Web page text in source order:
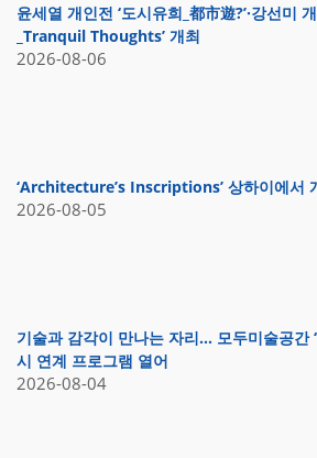
윤세열 개인전 ‘도시유희_都市遊?’·강선미
_Tranquil Thoughts’ 개최
2026-08-06
‘Architecture’s Inscriptions’ 상하이에서
2026-08-05
기술과 감각이 만나는 자리… 모두미술공간
시 연계 프로그램 열어
2026-08-04